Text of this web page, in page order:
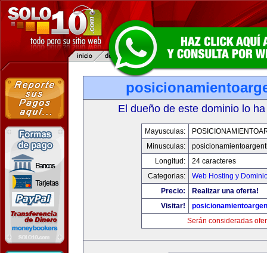
El dueño de este dominio lo
Mayusculas:
Minusculas:
Longitud:
24 caracteres
Categorias:
Web Hosting y
Precio:
Realizar una oferta!
Visitar!
Serán consideradas